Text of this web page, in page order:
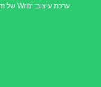
ערכת עיצוב: Writr של